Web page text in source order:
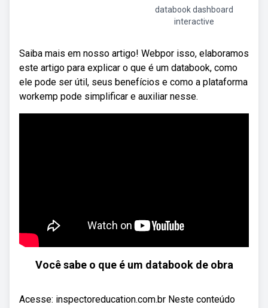
databook dashboard
interactive
Saiba mais em nosso artigo! Webpor isso, elaboramos
este artigo para explicar o que é um databook, como
ele pode ser útil, seus benefícios e como a plataforma
workemp pode simplificar e auxiliar nesse.
Você sabe o que é um databook de obra
Acesse: inspectoreducation.com.br Neste conteúdo